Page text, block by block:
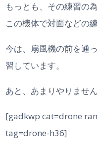
もっとも、その練習の
この機体で対面などの
今は、扇風機の前を通
習しています。
あと、あまりやりませ
[gadkwp cat=drone
tag=drone-h36]